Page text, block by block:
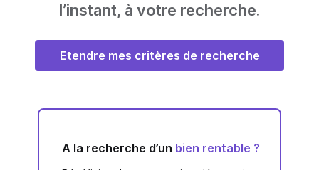
l’instant, à votre recherche.
Etendre mes critères de recherche
A la recherche d’un bien rentable ?